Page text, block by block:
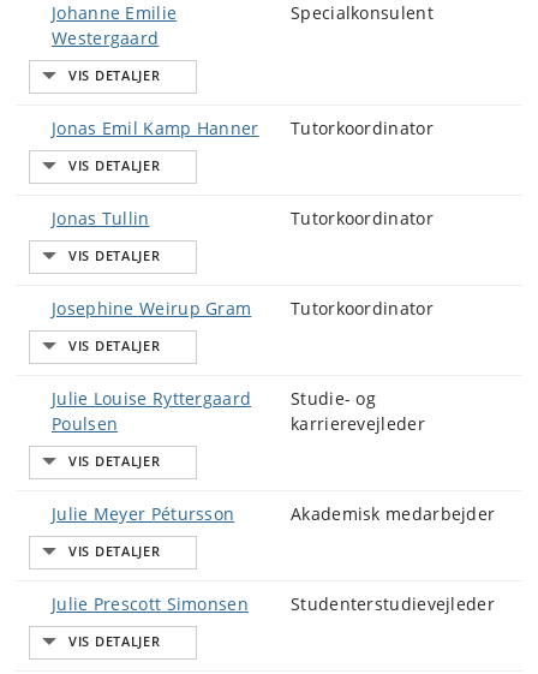
Johanne Emilie
Westergaard
Specialkonsulent
Jonas Emil Kamp Hanner Tutorkoordinator
Jonas Tullin Tutorkoordinator
Josephine Weirup Gram Tutorkoordinator
Julie Louise Ryttergaard
Poulsen
Studie- og
karrierevejleder
Julie Meyer Pétursson Akademisk medarbejder
Julie Prescott Simonsen Studenterstudievejleder